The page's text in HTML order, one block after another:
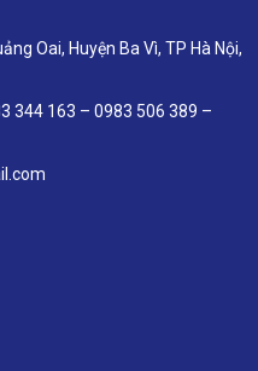
Oai, Huyện Ba Vì, TP Hà Nội,
344 163 – 0983 506 389 –